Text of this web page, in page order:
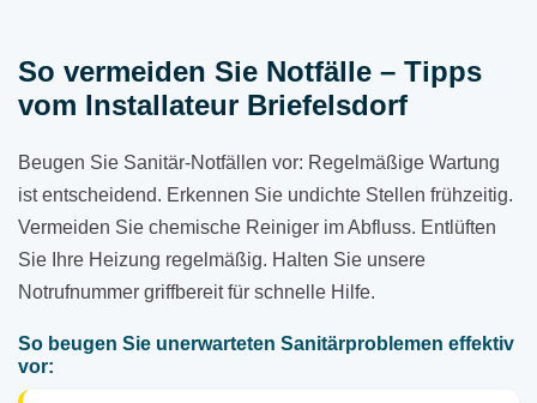
So vermeiden Sie Notfälle – Tipps
vom Installateur Briefelsdorf
Beugen Sie Sanitär-Notfällen vor: Regelmäßige Wartung
ist entscheidend. Erkennen Sie undichte Stellen frühzeitig.
Vermeiden Sie chemische Reiniger im Abfluss. Entlüften
Sie Ihre Heizung regelmäßig. Halten Sie unsere
Notrufnummer griffbereit für schnelle Hilfe.
So beugen Sie unerwarteten Sanitärproblemen effektiv
vor: